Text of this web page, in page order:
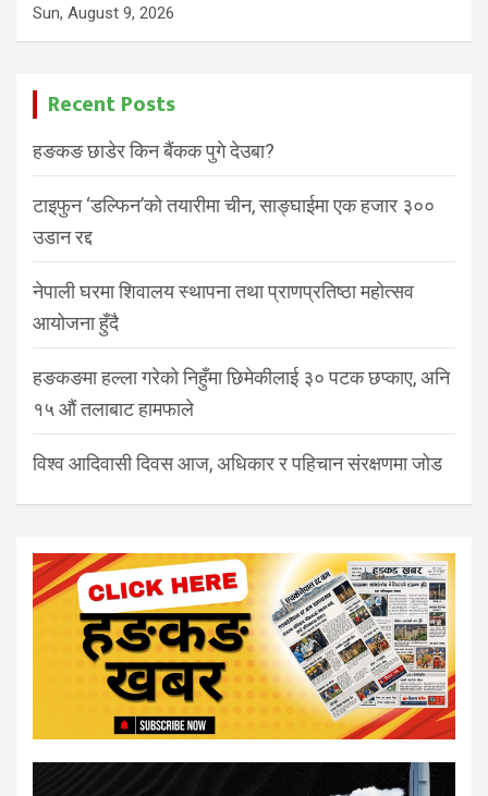
Sun, August 9, 2026
Recent Posts
हङकङ छाडेर किन बैंकक पुगे देउबा?
टाइफुन ‘डल्फिन’को तयारीमा चीन, साङ्घाईमा एक हजार ३००
उडान रद्द
नेपाली घरमा शिवालय स्थापना तथा प्राणप्रतिष्ठा महोत्सव
आयोजना हुँदै
हङकङमा हल्ला गरेको निहुँमा छिमेकीलाई ३० पटक छप्काए, अनि
१५ औं तलाबाट हामफाले
विश्व आदिवासी दिवस आज, अधिकार र पहिचान संरक्षणमा जोड